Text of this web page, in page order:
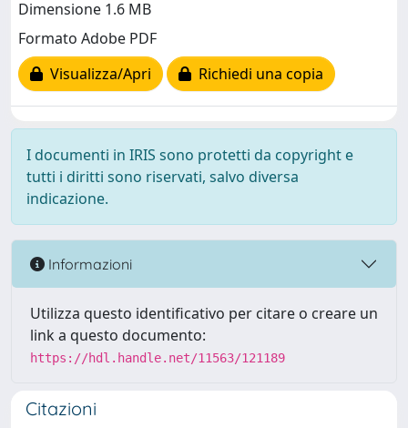
Dimensione 1.6 MB
Formato Adobe PDF
Visualizza/Apri
Richiedi una copia
I documenti in IRIS sono protetti da copyright e
tutti i diritti sono riservati, salvo diversa
indicazione.
Informazioni
Utilizza questo identificativo per citare o creare un
link a questo documento:
https://hdl.handle.net/11563/121189
Citazioni